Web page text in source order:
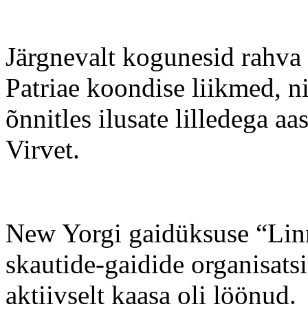
Järgnevalt kogunesid
Patriae koondise liikmed,
õnnitles ilusate lilledega
Virvet.
New Yorgi gaidüksuse
skautide-gaidide
aktiivselt kaasa oli löönud.